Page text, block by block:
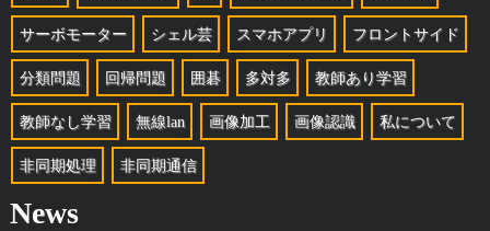
サーボモーター シェル芸 スマホアプリ フロントサイド
分類問題 回帰問題 囲碁 多対多 教師あり学習
教師なし学習 無線lan 画像加工 画像認識 私について
非同期処理 非同期通信
News